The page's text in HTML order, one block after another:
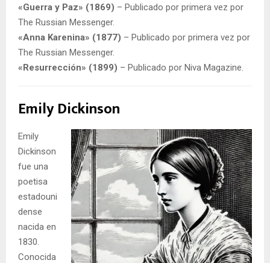
«Guerra y Paz» (1869) – Publicado por primera vez por
The Russian Messenger.
«Anna Karenina» (1877) – Publicado por primera vez por
The Russian Messenger.
«Resurrección» (1899) – Publicado por Niva Magazine.
Emily Dickinson
Emily
Dickinson
fue una
poetisa
estadouni
dense
nacida en
1830.
Conocida